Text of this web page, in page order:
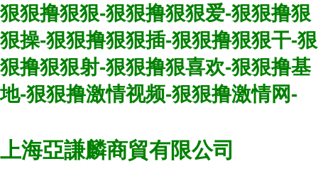
狠狠撸狠狠-狠狠撸狠狠爱-狠狠撸狠
狠操-狠狠撸狠狠插-狠狠撸狠狠干-狠
狠撸狠狠射-狠狠撸狠喜欢-狠狠撸基
地-狠狠撸激情视频-狠狠撸激情网-
上海亞謙麟商貿有限公司